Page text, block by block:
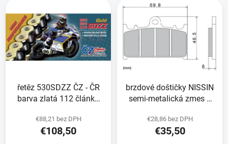
p
o
d
ý
p
i
s
p
řetěz 530SDZZ ČZ - ČR
barva zlatá 112 článků
RIVET
€88,21 bez DPH
€108,50
brzdové doštičky NISSIN
semi-metalická zmes 2
€28,86 bez DPH
€35,50